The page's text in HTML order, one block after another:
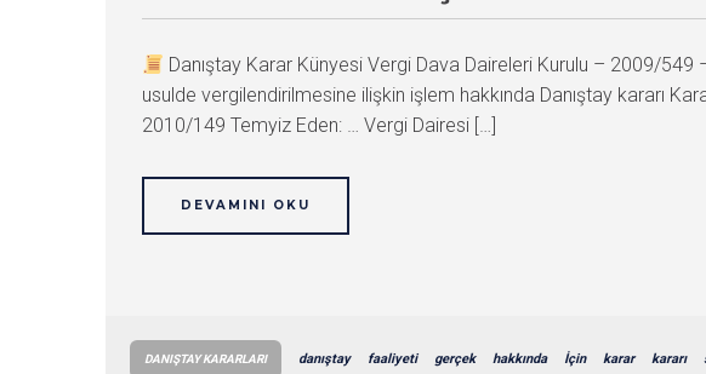
Danıştay Karar Künyesi Vergi Dava Daireleri Kurulu – 2009/
usulde vergilendirilmesine ilişkin işlem hakkında Danıştay kararı
2010/149 Temyiz Eden: … Vergi Dairesi […]
DEVAMINI OKU
DANIŞTAY KARARLARI danıştay faaliyeti gerçek hakkında İçin karar kararı